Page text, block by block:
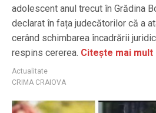
adolescent anul trecut în Grădina
declarat în fața judecătorilor că a
cerând schimbarea încadrării
respins cererea. Citește mai mult
Actualitate
CRIMA CRAIOVA